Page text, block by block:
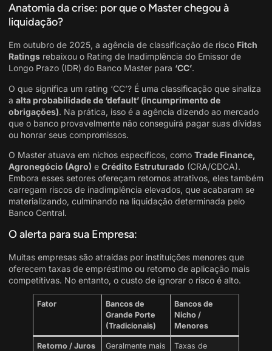
Anatomia da crise: por que o Master chegou à
liquidação?
Em outubro de 2025, a agência de classificação de risco Fitch
Ratings rebaixou o Rating de Inadimplência do Emissor de
Longo Prazo (IDR) do Banco Master para ‘CC’.
O que significa um rating ‘CC’? É uma classificação que sinaliza
a alta probabilidade de ‘default’ (incumprimento de
obrigações). Na prática, isso é a agência dizendo ao mercado
que o banco provavelmente não conseguirá pagar suas dívidas
ou honrar seus compromissos.
O Master atuava em nichos específicos, como Trade Finance,
Agronegócio (Agro) e Crédito Estruturado (CRA/CDCA).
Embora esses setores ofereçam retornos atrativos, eles também
carregam riscos de inadimplência elevados, que acabaram se
materializando, culminando na liquidação determinada pelo
Banco Central.
O alerta para sua Empresa:
Muitas empresas são atraídas por instituições menores que
oferecem taxas de empréstimo ou retorno de aplicação mais
competitivas. No entanto, o custo de ignorar o risco é alto.
Fator
Bancos de
Grande Porte
(Tradicionais)
Bancos de
Nicho /
Menores
Retorno / Juros
Geralmente mais
Taxas de